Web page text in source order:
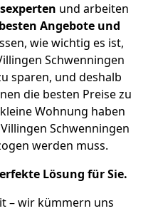
und arbeiten
Angebote und
wie wichtig es ist,
Schwenningen
sparen, und deshalb
die besten Preise zu
Wohnung haben
Schwenningen
werden muss.
Lösung für Sie.
– wir kümmern uns